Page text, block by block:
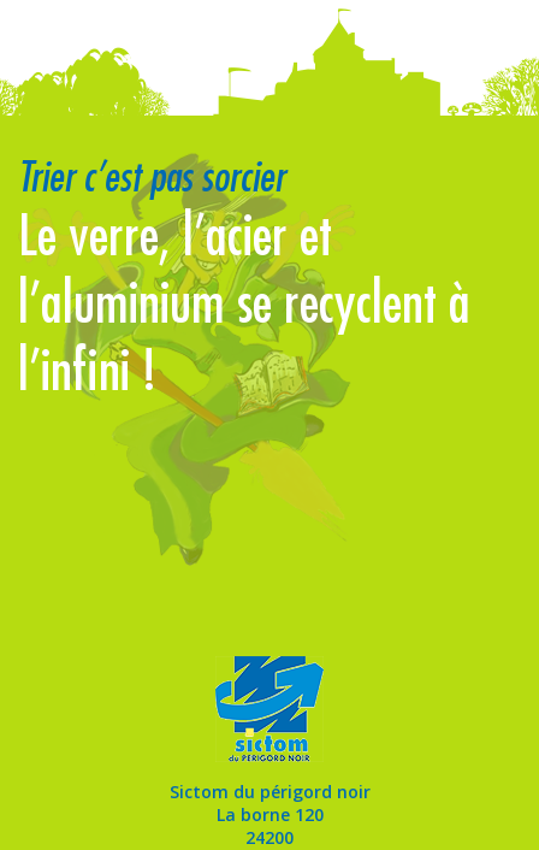
Trier c’est pas sorcier
Le verre, l’acier et
l’aluminium se recyclent à
l’infini !
Sictom du périgord noir
La borne 120
24200